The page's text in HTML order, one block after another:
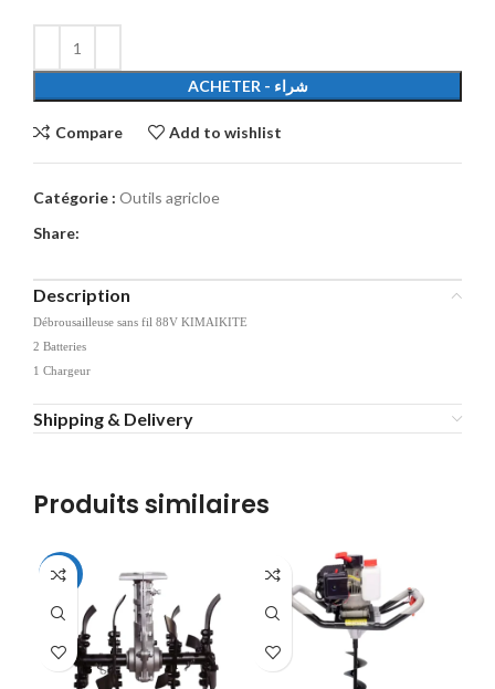
ACHETER - شراء
Compare Add to wishlist
Catégorie : Outils agricloe
Share:
Description
Débrousailleuse sans fil 88V KIMAIKITE
2 Batteries
1 Chargeur
Shipping & Delivery
Produits similaires
-16%